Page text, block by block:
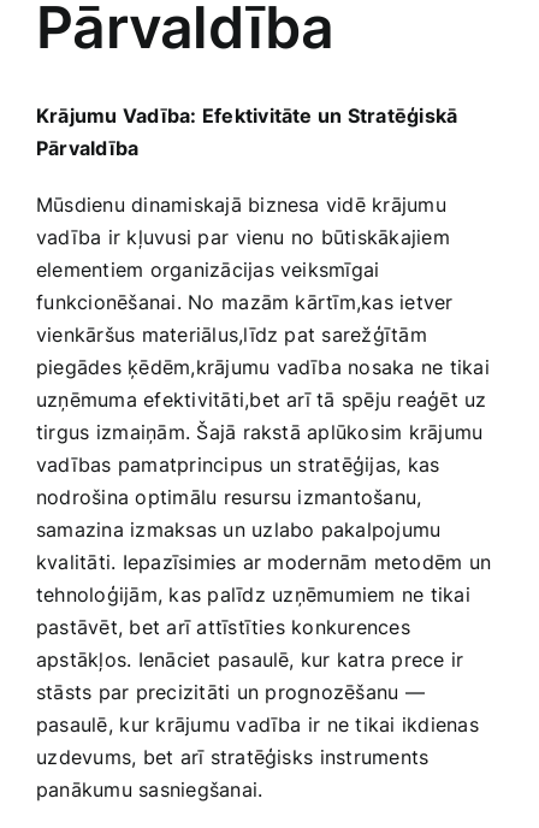
Medicīnas preces
Pārtikas preces
Preces birojam
Preces pieaugušajiem
Rotaļlietas, bērnu preces
Smaržas, kosmētika
Sports, tūrisms un atpūta
TV un Sadzīves tehnika
Zoo preces
Pārvaldība
Krājumu Vadība: Efektivitāte un Stratēģiskā
Pārvaldība
Mūsdienu dinamiskajā biznesa vidē krājumu
vadība ir kļuvusi par ⁤vienu no būtiskākajiem
elementiem organizācijas veiksmīgai
⁢funkcionēšanai.‍ No⁣ mazām kārtīm,kas ietver
vienkāršus materiālus,līdz pat ‌sarežģītām
piegādes ķēdēm,krājumu vadība nosaka ne tikai
uzņēmuma efektivitāti,bet arī tā spēju reaģēt uz
tirgus⁤ izmaiņām. Šajā rakstā aplūkosim krājumu
vadības ‌pamatprincipus⁢ un stratēģijas, kas
nodrošina optimālu resursu izmantošanu,
samazina izmaksas un uzlabo pakalpojumu
kvalitāti. Iepazīsimies ar modernām metodēm un
tehnoloģijām, kas palīdz ⁣uzņēmumiem ne tikai
pastāvēt, bet arī attīstīties konkurences
apstākļos. Ienāciet pasaulē, kur katra prece ir
stāsts par precizitāti ⁤un prognozēšanu —
pasaulē,⁢ kur krājumu vadība ir ne tikai ikdienas
⁤uzdevums, bet arī stratēģisks ⁤instruments
panākumu sasniegšanai.